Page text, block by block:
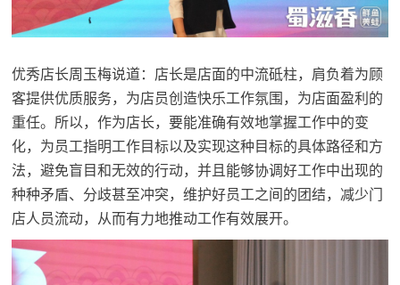
优秀店长周玉梅说道：店长是店面的中流砥柱，肩负着为顾
客提供优质服务，为店员创造快乐工作氛围，为店面盈利的
重任。所以，作为店长，要能准确有效地掌握工作中的变
化，为员工指明工作目标以及实现这种目标的具体路径和方
法，避免盲目和无效的行动，并且能够协调好工作中出现的
种种矛盾、分歧甚至冲突，维护好员工之间的团结，减少门
店人员流动，从而有力地推动工作有效展开。